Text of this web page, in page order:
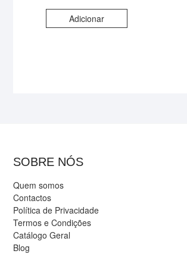
Adicionar
SOBRE NÓS
Quem somos
Contactos
Política de Privacidade
Termos e Condições
Catálogo Geral
Blog